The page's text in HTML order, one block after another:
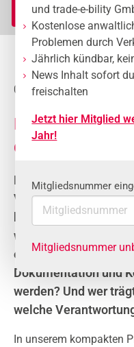
Jetzt
01.06.2026 PPWR-
erstellen
Die entscheidenden
bevor – doch viele
weiterhin unsicher:
erforderlich? Wann
Dokumentation und
werden? Und wer
welche
In unserem kompakten
und trade-e-bility
Kostenlose
Problemen durch
Jährlich kündbar,
News Inhalt sofort
freischalten
Jetzt hier Mitglied
Jahr!
Mitgliedsnummer
Mitgliedsnummer